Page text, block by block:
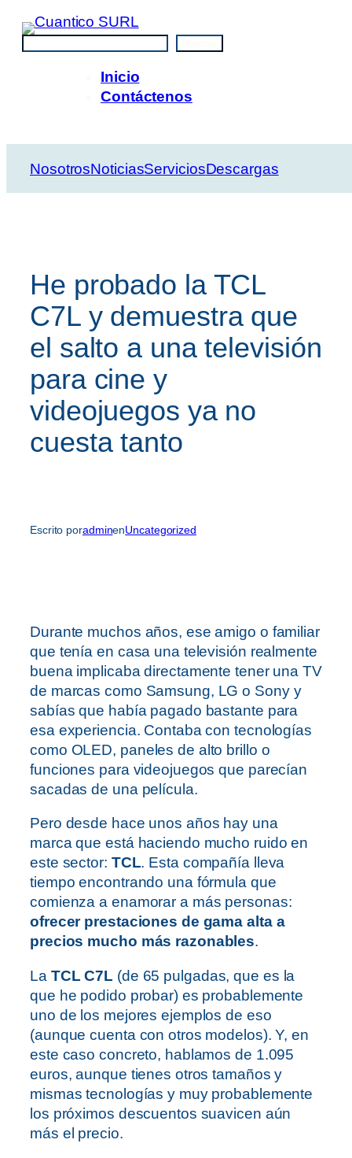
Saltar
contenido
Inicio
Contáctenos
NosotrosNoticiasServiciosDescargas
He probado la TCL
C7L y demuestra que
el salto a una televisión
para cine y
videojuegos ya no
cuesta tanto
Escrito poradminenUncategorized
Durante muchos años, ese amigo o familiar
que tenía en casa una televisión realmente
buena implicaba directamente tener una TV
de marcas como Samsung, LG o Sony y
sabías que había pagado bastante para
esa experiencia. Contaba con tecnologías
como OLED, paneles de alto brillo o
funciones para videojuegos que parecían
sacadas de una película.
Pero desde hace unos años hay una
marca que está haciendo mucho ruido en
este sector: TCL. Esta compañía lleva
tiempo encontrando una fórmula que
comienza a enamorar a más personas:
ofrecer prestaciones de gama alta a
precios mucho más razonables.
La TCL C7L (de 65 pulgadas, que es la
que he podido probar) es probablemente
uno de los mejores ejemplos de eso
(aunque cuenta con otros modelos). Y, en
este caso concreto, hablamos de 1.095
euros, aunque tienes otros tamaños y
mismas tecnologías y muy probablemente
los próximos descuentos suavicen aún
más el precio.